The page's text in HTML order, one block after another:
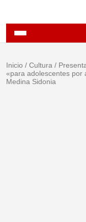
Inicio / Cultura /
«para adolescentes por
Medina Sidonia